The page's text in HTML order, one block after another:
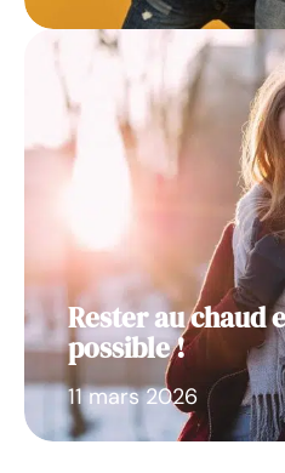
Rester au chaud
possible !
11 mars 2026